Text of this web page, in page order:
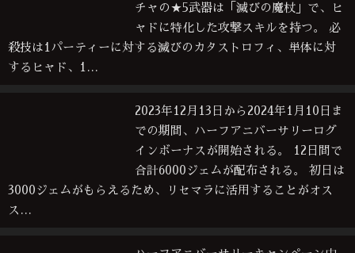
チャの★5武器は「滅びの魔杖」で、ヒ
ャドに特化した攻撃スキルを持つ。 必
殺技は1パーティーに対する滅びのカタストロフィ、単体に対
するヒャド、1…
2023年12月13日から2024年1月10日ま
での期間、ハーフアニバーサリーログ
インボーナスが開始される。 12日間で
合計6000ジェムが配布される。 初日は
3000ジェムがもらえるため、リセマラに活用することがオス
ス…